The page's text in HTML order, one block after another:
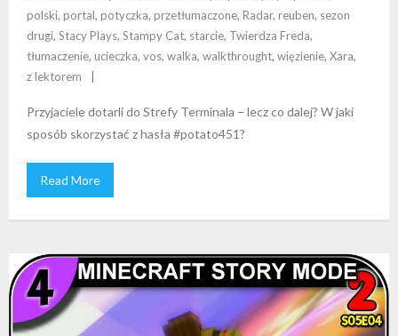
polski, portal, potyczka, przetłumaczone, Radar, reuben, sezon
drugi, Stacy Plays, Stampy Cat, starcie, Twierdza Freda,
tłumaczenie, ucieczka, vos, walka, walkthrought, więzienie, Xara,
z lektorem
Przyjaciele dotarli do Strefy Terminala – lecz co dalej? W jaki
sposób skorzystać z hasła #potato451?
Read More